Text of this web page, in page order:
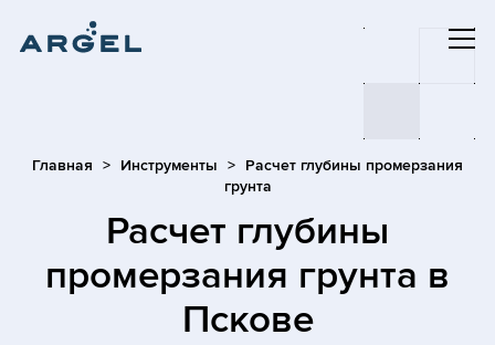
Главная Инструменты
Расчет глубины промерзания
грунта
Расчет глубины
промерзания грунта в
Пскове